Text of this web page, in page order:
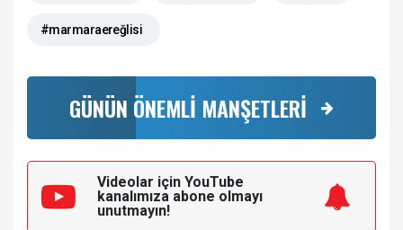
#marmaraereğlisi
GÜNÜN ÖNEMLİ MANŞETLERİ
Videolar için YouTube
kanalımıza abone olmayı
unutmayın!